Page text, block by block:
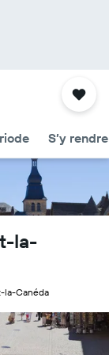
S’y rendre
la-
la-Canéda